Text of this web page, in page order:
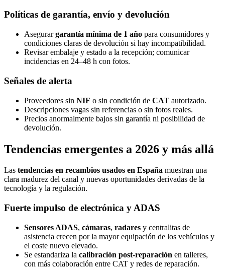
Políticas de garantía, envío y devolución
Asegurargarantía mínima de 1 año para consumidores y
condiciones claras de devolución si hay incompatibilidad.
Revisar embalaje y estado a la recepción; comunicar
incidencias en 24–48 h con fotos.
Señales de alerta
Proveedores sin NIF o sin condición de CAT autorizado.
Descripciones vagas sin referencias o sin fotos reales.
Precios anormalmente bajos sin garantía ni posibilidad de
devolución.
Tendencias emergentes a 2026 y más allá
Las tendencias en recambios usados en España muestran una
clara madurez del canal y nuevas oportunidades derivadas de la
tecnología y la regulación.
Fuerte impulso de electrónica y ADAS
Sensores ADAS, cámaras, radares y centralitas de
asistencia crecen por la mayor equipación de los vehículos y
el coste nuevo elevado.
Se estandariza la calibración post-reparación en talleres,
con más colaboración entre CAT y redes de reparación.